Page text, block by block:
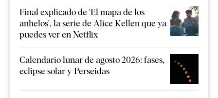
Final explicado de 'El mapa de los
anhelos', la serie de Alice Kellen que ya
puedes ver en Netflix
Calendario lunar de agosto 2026: fases,
eclipse solar y Perseidas